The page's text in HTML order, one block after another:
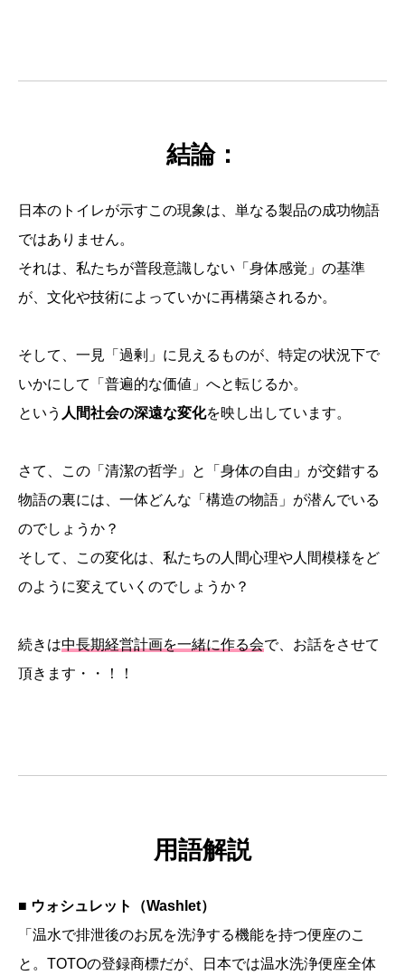
結論：
日本のトイレが示すこの現象は、単なる製品の成功物語
ではありません。
それは、私たちが普段意識しない「身体感覚」の基準
が、文化や技術によっていかに再構築されるか。
そして、一見「過剰」に見えるものが、特定の状況下で
いかにして「普遍的な価値」へと転じるか。
という 人間社会の深遠な変化を映し出しています。
さて、この「清潔の哲学」と「身体の自由」が交錯する
物語の裏には、一体どんな「構造の物語」が潜んでいる
のでしょうか？
そして、この変化は、私たちの人間心理や人間模様をど
のように変えていくのでしょうか？
続きは中長期経営計画を一緒に作る会で、お話をさせて
頂きます・・！！
用語解説
■ ウォシュレット（Washlet）
「温水で排泄後のお尻を洗浄する機能を持つ便座のこ
と。TOTOの登録商標だが、日本では温水洗浄便座全体